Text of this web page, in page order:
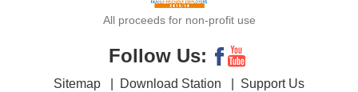
All proceeds for non-profit use
Follow Us:
Sitemap Download Station Support Us